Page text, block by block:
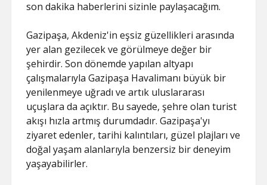
son dakika haberlerini sizinle paylaşacağım.
Gazipaşa, Akdeniz'in eşsiz güzellikleri arasında
yer alan gezilecek ve görülmeye değer bir
şehirdir. Son dönemde yapılan altyapı
çalışmalarıyla Gazipaşa Havalimanı büyük bir
yenilenmeye uğradı ve artık uluslararası
uçuşlara da açıktır. Bu sayede, şehre olan turist
akışı hızla artmış durumdadır. Gazipaşa'yı
ziyaret edenler, tarihi kalıntıları, güzel plajları ve
doğal yaşam alanlarıyla benzersiz bir deneyim
yaşayabilirler.